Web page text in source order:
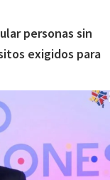
personas sin
exigidos para